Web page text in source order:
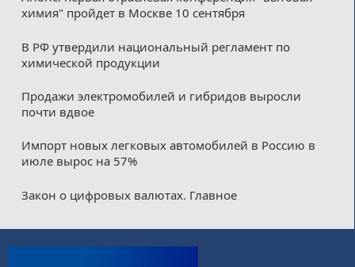
химия" пройдет в Москве 10 сентября
В РФ утвердили национальный регламент по
химической продукции
Продажи электромобилей и гибридов выросли
почти вдвое
Импорт новых легковых автомобилей в Россию в
июле вырос на 57%
Закон о цифровых валютах. Главное